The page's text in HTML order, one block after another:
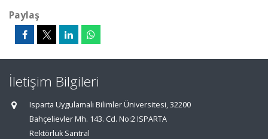
Paylaş
İletişim Bilgileri
Isparta Uygulamalı Bilimler Üniversitesi, 32200
Bahçelievler Mh. 143. Cd. No:2 ISPARTA
Rektörlük Santral